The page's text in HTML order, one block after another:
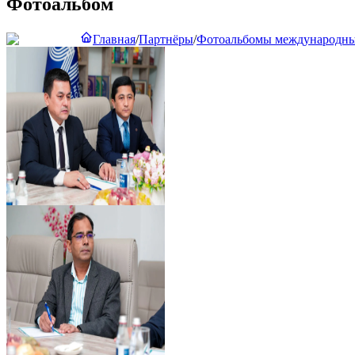
Фотоальбом
Главная/Партнёры/Фотоальбомы
Предпросмотр